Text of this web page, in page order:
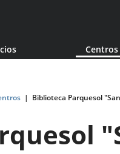
Centros
Biblioteca Parquesol